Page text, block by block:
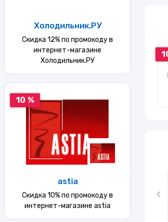
Красота
Холодильник.РУ
Скидка 12% по промокоду в
интернет-магазине
Холодильник.РУ
10 %
astia
Скидка 10% по промокоду в
интернет-магазине astia